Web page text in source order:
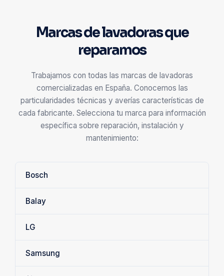
Marcas de lavadoras que
reparamos
Trabajamos con todas las marcas de lavadoras
comercializadas en España. Conocemos las
particularidades técnicas y averías características de
cada fabricante. Selecciona tu marca para información
específica sobre reparación, instalación y
mantenimiento:
Bosch
Balay
LG
Samsung